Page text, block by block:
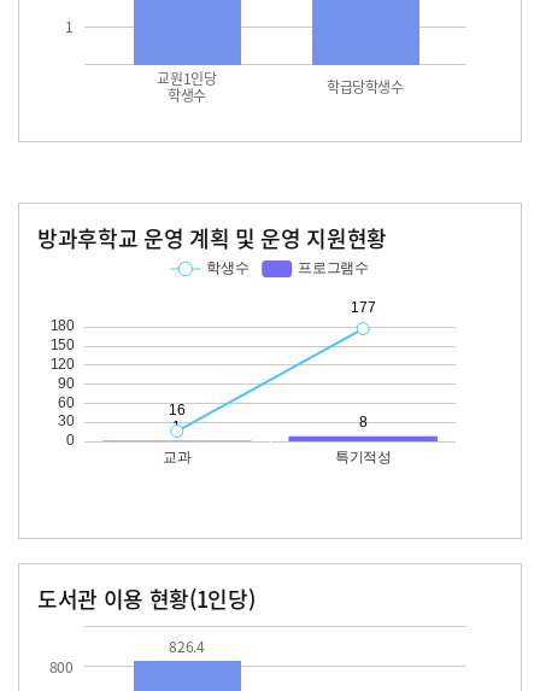
1
교원1인당
학생수 학급당학생수
방과후학교 운영 계획 및 운영 지원현황
도서관 이용 현황(1인당)
800
826.4